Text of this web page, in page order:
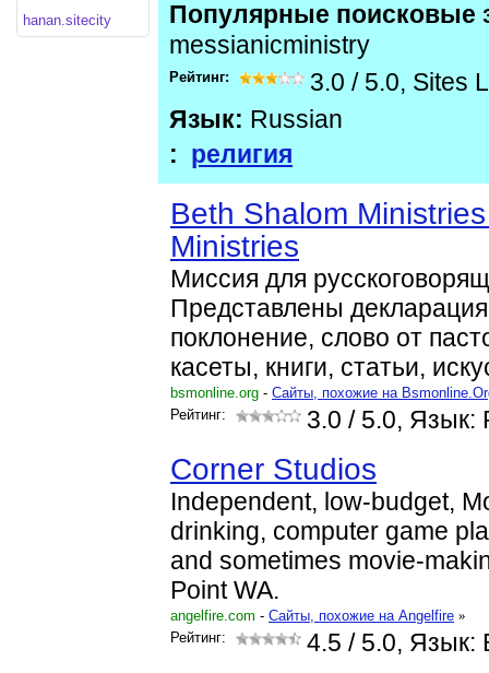
hanan.sitecity
Популярные поисковые
messianicministry
Рейтинг: 3.0 / 5.0, Sites
Язык: Russian
: религия
Beth Shalom
Ministries
Миссия для
Представлены
поклонение, слово от
касеты, книги, статьи,
bsmonline.org - Cайты, похожие на
Рейтинг:
3.0 / 5.0, Язык:
Corner Studios
Independent, low-budget,
drinking, computer game
and sometimes movie-
Point WA.
angelfire.com - Cайты, похожие на Angelfire »
Рейтинг:
4.5 / 5.0, Язык: